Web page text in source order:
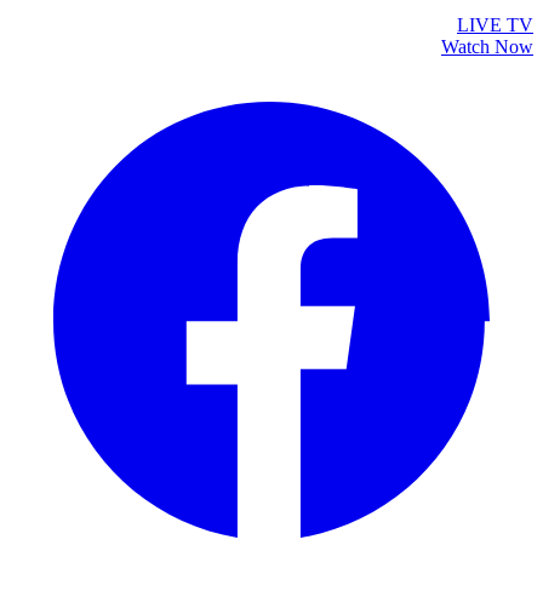
LIVE TV
Watch Now